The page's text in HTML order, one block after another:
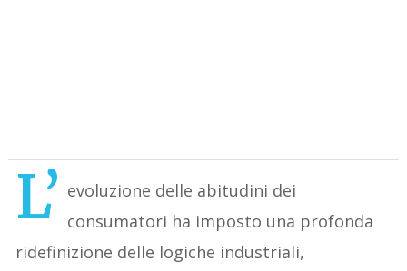
L’ evoluzione delle abitudini dei
consumatori ha imposto una profonda
ridefinizione delle logiche industriali,